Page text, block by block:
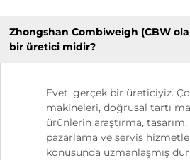
Zhongshan Combiweigh (CBW
bir üretici midir?
Evet, gerçek bir üreticiyiz.
makineleri, doğrusal tartı
ürünlerin araştırma,
pazarlama ve servis
konusunda uzmanlaşmış